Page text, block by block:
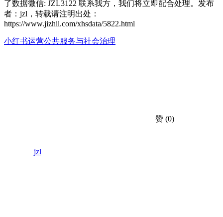
了数据微信: JZL3122 联系我方，我们将立即配合处理。发布
者：jzl，转载请注明出处：
https://www.jizhil.com/xhsdata/5822.html
小红书运营公共服务与社会治理
赞 (0)
jzl